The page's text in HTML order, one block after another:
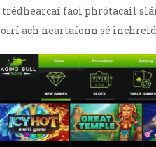
faoi phrótacail
ach neartaíonn sé